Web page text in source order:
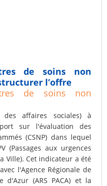
de soins non
l’offre
de soins non
des affaires sociales) à
sur l'évaluation des
(CSNP) dans lequel
(Passages aux urgences
Ville). Cet indicateur a été
l'Agence Régionale de
d'Azur (ARS PACA) et la